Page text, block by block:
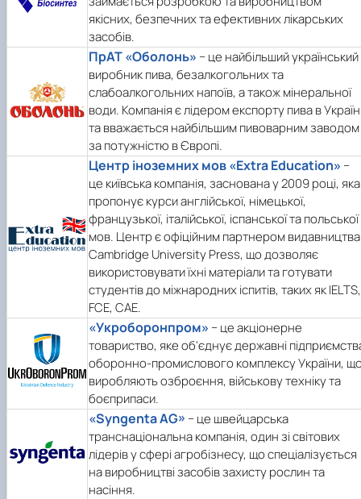
якісних, безпечних та ефективних лікарських
засобів.
ПрАТ «Оболонь» − це найбільший український
виробник пива, безалкогольних та
слабоалкогольних напоїв, а також мінеральної
води. Компанія є лідером експорту пива в
та вважається найбільшим пивоварним заводом
за потужністю в Європі.
Центр іноземних мов «Extra Education» −
це київська компанія, заснована у 2009 році, яка
пропонує курси англійської, німецької,
французької, італійської, іспанської та польської
мов. Центр є офіційним партнером видавництва
Cambridge University Press, що дозволяє
використовувати їхні матеріали та готувати
студентів до міжнародних іспитів, таких як IELTS,
FCE, CAE.
«Укроборонпром» − це акціонерне
товариство, яке об'єднує державні
оборонно-промислового комплексу України,
виробляють озброєння, військову техніку та
боєприпаси.
«Syngenta AG» − це швейцарська
транснаціональна компанія, один зі світових
лідерів у сфері агробізнесу, що спеціалізується
на виробництві засобів захисту рослин та
насіння.